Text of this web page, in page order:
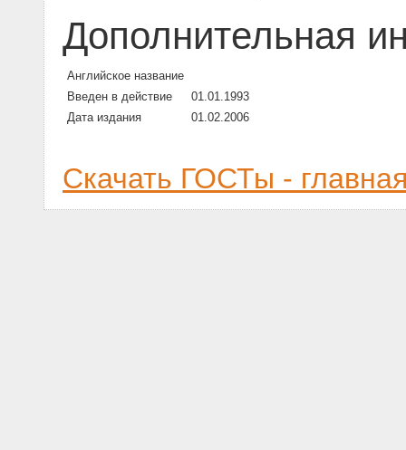
Дополнительная
Английское название
Введен в действие
01.01.1993
Дата издания
01.02.2006
Скачать ГОСТы -